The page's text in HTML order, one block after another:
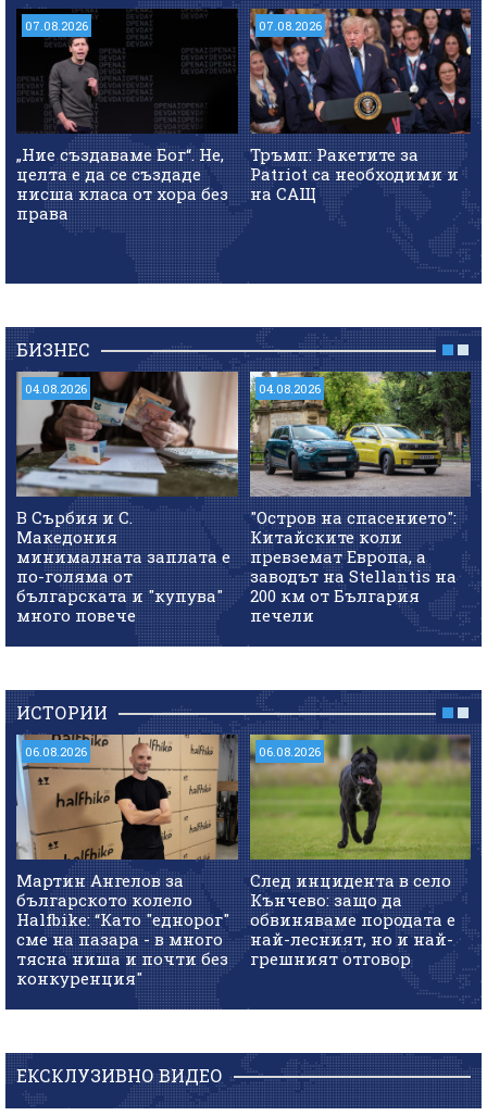
07.08.2026
„Ние създаваме Бог“. Не,
целта е да се създаде
нисша класа от хора без
права
07.08.2026
Тръмп: Ракетите за
Patriot са необходими и
на САЩ
БИЗНЕС
04.08.2026
В Сърбия и С.
Македония
минималната заплата е
по-голяма от
българската и "купува"
много повече
04.08.2026
"Остров на спасението":
Китайските коли
превземат Европа, а
заводът на Stellantis на
200 км от България
печели
ИСТОРИИ
06.08.2026
Мартин Ангелов за
българското колело
Halfbike: “Като "еднорог"
сме на пазара - в много
тясна ниша и почти без
конкуренция"
06.08.2026
След инцидента в село
Кънчево: защо да
обвиняваме породата е
най-лесният, но и най-
грешният отговор
ЕКСКЛУЗИВНО ВИДЕО